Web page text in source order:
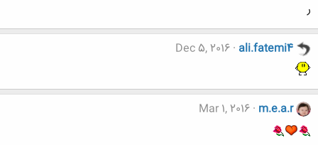
ر
ali.fatemi4
Dec 5, 2016
m.e.a.r
Mar 1, 2016